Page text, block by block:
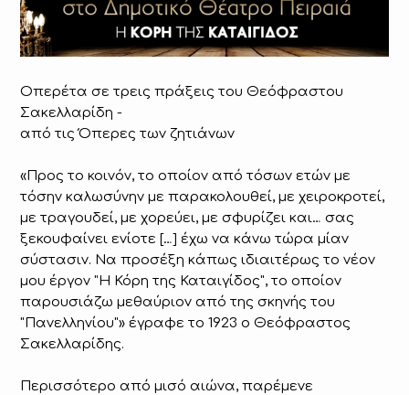
Οπερέτα σε τρεις πράξεις του Θεόφραστου
Σακελλαρίδη -
από τις Όπερες των ζητιάνων
«Προς το κοινόν, το οποίον από τόσων ετών με
τόσην καλωσύνην με παρακολουθεί, με χειροκροτεί,
με τραγουδεί, με χορεύει, με σφυρίζει και… σας
ξεκουφαίνει ενίοτε […] έχω να κάνω τώρα μίαν
σύστασιν. Να προσέξη κάπως ιδιαιτέρως το νέον
μου έργον "Η Κόρη της Καταιγίδος", το οποίον
παρουσιάζω μεθαύριον από της σκηνής του
"Πανελληνίου"» έγραφε το 1923 ο Θεόφραστος
Σακελλαρίδης.
Περισσότερο από μισό αιώνα, παρέμενε